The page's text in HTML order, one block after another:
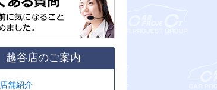
越谷店のご案内
店舗紹介